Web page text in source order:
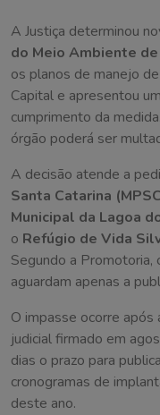
A Justiça determinou
do Meio Ambiente
os planos de manejo
Capital e apresentou
cumprimento da
órgão poderá ser
A decisão atende a
Santa Catarina
Municipal da Lagoa
o Refúgio de Vida
Segundo a
aguardam apenas a
O impasse ocorre após
judicial firmado em
dias o prazo para
cronogramas de
deste ano.